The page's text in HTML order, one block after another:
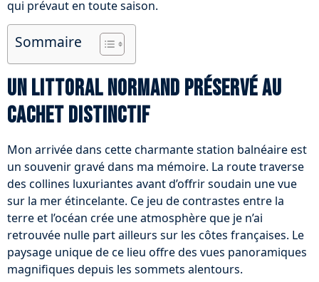
qui prévaut en toute saison.
Sommaire
Un littoral normand préservé au
cachet distinctif
Mon arrivée dans cette charmante station balnéaire est
un souvenir gravé dans ma mémoire. La route traverse
des collines luxuriantes avant d’offrir soudain une vue
sur la mer étincelante. Ce jeu de contrastes entre la
terre et l’océan crée une atmosphère que je n’ai
retrouvée nulle part ailleurs sur les côtes françaises. Le
paysage unique de ce lieu offre des vues panoramiques
magnifiques depuis les sommets alentours.